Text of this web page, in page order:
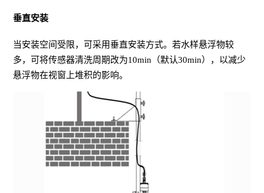
垂直安装
当安装空间受限，可采用垂直安装方式。若水样悬浮物较
多，可将传感器清洗周期改为10min（默认30min），以减少
悬浮物在视窗上堆积的影响。